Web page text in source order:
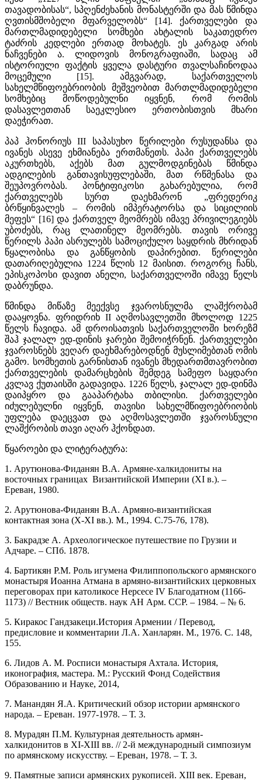
თავადობისას“, სპღენძეხანის მონასტერში და მას წმინდა
ღვთისმშობელი მფარველობს“ [14]. ქართველები და
მართლმადიდებელი სომხები ახტალის საკათედრო
ტაძრის კედლები ერთად მოხატეს. ეს კარგად არის
ნაჩვენები ა. ლიდოვის მონოგრაფიაში, სადაც ამ
ისტორიული ფაქტის ყველა დასტური თვალსაჩინოდაა
მოცემული [15]. ამგვარად, საქართველოს
სახელმწიფოებრიობის მეშვეობით მართლმადიდებელი
სომხებიც მოწოდებულნი იყვნენ, რომ რომის
დასავლეთთან საეკლესიო ერთობისთვის მხარი
დაეჭირათ.
პაპ ჰონორიუს III საპასუხო წერილები რუსუდანსა და
ივანეს ასევე ეხმიანება ერთმანეთს. პაპი ქართველებს
აკურთხებს, აქებს მათ გულმოდგინებას წმინდა
ადგილების განთავისუფლებაში, მათ რწმენასა და
შეუპოვრობას. პონტიფიკოსი გახარებულია, რომ
ქართველებს სურთ დაეხმარონ „ფრედერიკ
ბრწყინვალეს – რომის იმპერატორსა და სიცილიის
მეფეს“ [16] და ქართველ მეომრებს იმავე პრივილეგიებს
უბოძებს, რაც ლათინელ მეომრებს. თავის ორივე
წერილს პაპი ასრულებს სამოციქულო საყდრის მხრიდან
წყალობისა და განწყობის დაპირებით. წერილები
დათარიღებულია 1224 წლის 12 მაისით. როგორც ჩანს,
ეპისკოპოსი დავით ანელი, საქართველოში იმავე წელს
დაბრუნდა.
წმინდა მიწაზე მეექვსე ჯვაროსნულმა ლაშქრობამ
დააყოვნა. ფრიდრიხ II აღმოსავლეთში მხოლოდ 1225
წელს ჩავიდა. ამ დროისათვის საქართველოში ხორეზმ
შაჰ ჯალალ ედ-დინის ჯარები შემოიჭრნენ. ქართველები
ჯვაროსნებს ვეღარ დაეხმარებოდნენ მუსლიმებთან ომის
გამო. სომხეთის გარნისთან ივანეს მხედართმთავრობით
ქართველების დამარცხების შემდეგ სამეფო საყდარი
კვლავ ქუთაისში გადავიდა. 1226 წელს, ჯალალ ედ-დინმა
დაიპყრო და გააპარტახა თბილისი. ქართველები
იძულებულნი იყვნენ, თავისი სახელმწიფოებრიობის
უფლება დაეცვათ და აღმოსავლეთში ჯვაროსნული
ლაშქრობის თავი აღარ ჰქონდათ.
წყაროები და ლიტერატურა:
1. Арутюнова-Фиданян В.А. Армяне-халкидониты на
восточных границах Византийской Империи (XI в.). –
Ереван, 1980.
2. Арутюнова-Фиданян В.А. Армяно-византийская
контактная зона (X-XI вв.). М., 1994. С.75-76, 178).
3. Бакрадзе A. Археологическое путешествие по Грузии и
Адчаре. – СПб. 1878.
4. Бартикян Р.М. Роль игумена Филиппопольского армянского
монастыря Иоанна Атмана в армяно-византийских церковных
переговорах при католикосе Нерсесе IV Благодатном (1166-
1173) // Вестник обществ. наук АН Арм. ССР. – 1984. – № 6.
5. Киракос Гандзакеци.История Армении / Перевод,
предисловие и комментарии Л.А. Ханларян. М., 1976. С. 148,
155.
6. Лидов А. М. Росписи монастыря Ахтала. История,
иконография, мастера. М.: Русский Фонд Содействия
Образованию и Науке, 2014,
7. Манандян Я.А. Критический обзор истории армянского
народа. – Ереван. 1977-1978. – Т. 3.
8. Мурадян П.М. Культурная деятельность армян-
халкидонитов в XI-XIII вв. // 2-й международный симпозиум
по армянскому искусству. – Ереван, 1978. – Т. 3.
9. Памятные записи армянских рукописей. XIII век. Ереван,